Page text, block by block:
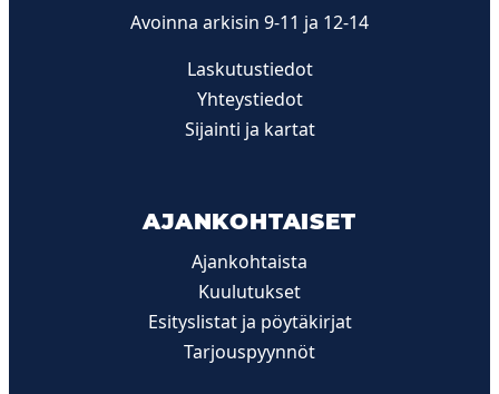
Avoinna arkisin 9-11 ja 12-14
Laskutustiedot
Yhteystiedot
Sijainti ja kartat
AJANKOHTAISET
Ajankohtaista
Kuulutukset
Esityslistat ja pöytäkirjat
Tarjouspyynnöt